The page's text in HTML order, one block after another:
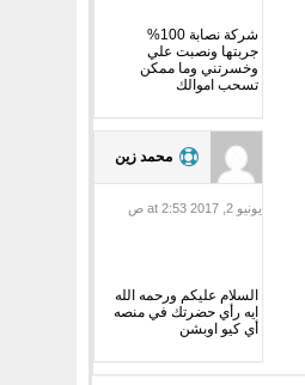
شركة نصابة 100%
جربتها ونصبت علي
وخسرتني وما ممكن
تسحب اموالك
محمد زين
يونيو 2, 2017 at 2:53 ص
السلام عليكم ورحمه الله
ايه رأي حضرتك في منصه
أي كيو اوبشن